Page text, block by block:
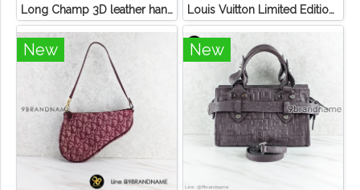
Long Champ 3D leather handbag Louis Vuitton Limited Edition Monogram Canvas Sofia Coppola SC Bag
New New